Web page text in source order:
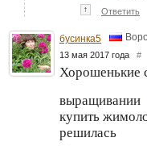
↑ Ответить
бусинка5
13 мая 2017 года #
Хорошенькие
выращивании
купить
решилась